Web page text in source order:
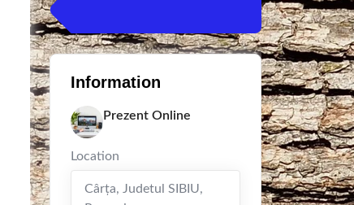
Information
Prezent Online
Location
Cârța, Judetul SIBIU,